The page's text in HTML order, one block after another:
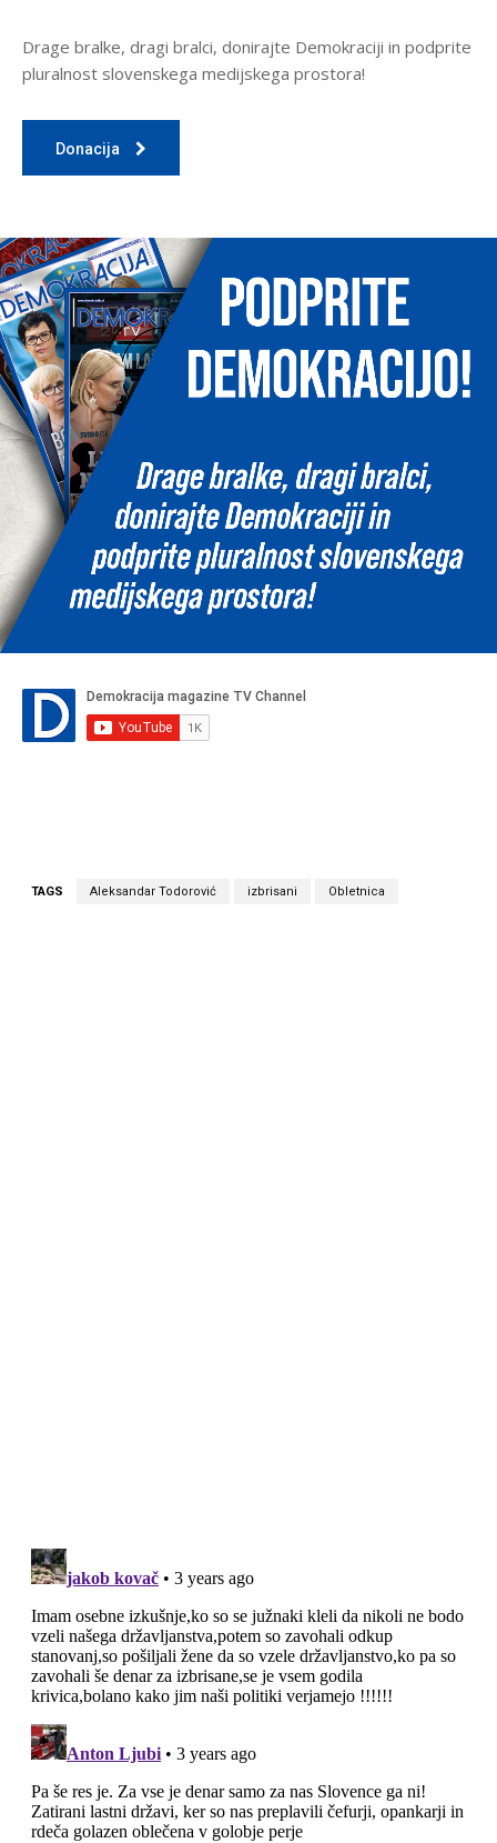
Drage bralke, dragi bralci, donirajte Demokraciji in podprite
pluralnost slovenskega medijskega prostora!
Donacija
TAGS Aleksandar Todorović izbrisani Obletnica